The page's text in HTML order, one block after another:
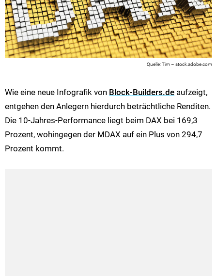
Tim – stock.adobe.com
Wie eine neue Infografik von Block-Builders.de aufzeigt,
entgehen den Anlegern hierdurch beträchtliche Renditen.
Die 10-Jahres-Performance liegt beim DAX bei 169,3
Prozent, wohingegen der MDAX auf ein Plus von 294,7
Prozent kommt.